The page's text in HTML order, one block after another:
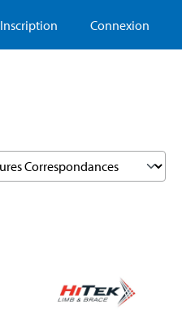
Inscription Connexion